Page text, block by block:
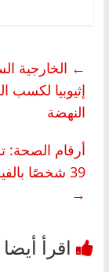
← الخارجية
إثيوبيا لكسب
النهضة
39 شخصًا بالفيروس.. وخروج 500 من المستشفيات
→